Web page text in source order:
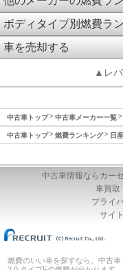
ボディタイプ別燃費ラ
車を売却する
▲レ
中古車トップ 中古車メーカー一覧
中古車トップ 燃費ランキング 日
中古車情報ならカー
車買取
プライ
サイ
燃費のいい車を探すなら、中古